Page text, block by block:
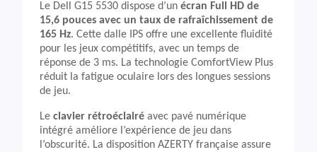
Le Dell G15 5530 dispose d’un écran Full HD de
15,6 pouces avec un taux de rafraîchissement de
165 Hz. Cette dalle IPS offre une excellente fluidité
pour les jeux compétitifs, avec un temps de
réponse de 3 ms. La technologie ComfortView Plus
réduit la fatigue oculaire lors des longues sessions
de jeu.
Le clavier rétroéclairé avec pavé numérique
intégré améliore l’expérience de jeu dans
l’obscurité. La disposition AZERTY française assure